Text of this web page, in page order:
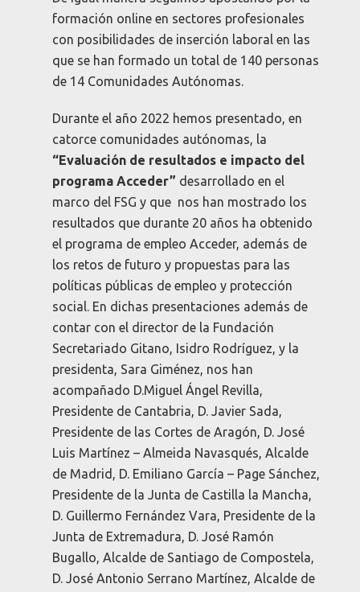
formación online en sectores profesionales
con posibilidades de inserción laboral en las
que se han formado un total de 140 personas
de 14 Comunidades Autónomas.
Durante el año 2022 hemos presentado, en
catorce comunidades autónomas, la
“Evaluación de resultados e impacto del
programa Acceder” desarrollado en el
marco del FSG y que nos han mostrado los
resultados que durante 20 años ha obtenido
el programa de empleo Acceder, además de
los retos de futuro y propuestas para las
políticas públicas de empleo y protección
social. En dichas presentaciones además de
contar con el director de la Fundación
Secretariado Gitano, Isidro Rodríguez, y la
presidenta, Sara Giménez, nos han
acompañado D.Miguel Ángel Revilla,
Presidente de Cantabria, D. Javier Sada,
Presidente de las Cortes de Aragón, D. José
Luis Martínez – Almeida Navasqués, Alcalde
de Madrid, D. Emiliano García – Page Sánchez,
Presidente de la Junta de Castilla la Mancha,
D. Guillermo Fernández Vara, Presidente de la
Junta de Extremadura, D. José Ramón
Bugallo, Alcalde de Santiago de Compostela,
D. José Antonio Serrano Martínez, Alcalde de